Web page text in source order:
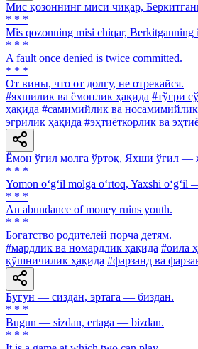
Мис қозоннинг миси чиқар,
* * *
Mis qozonning misi chiqar, Berkitganning
* * *
A fault once denied is twice committed.
* * *
От вины, что от долгу, не отрекайся.
#яхшилик ва ёмонлик ҳақида #тўғри
ҳақида #самимийлик ва носамимийлик
эгрилик ҳақида #эҳтиёткорлик ва
Ёмон ўғил молга ўртоқ, Яхши ўғил —
* * *
Yomon o‘g‘il molga o‘rtoq, Yaxshi o‘g‘il
* * *
An abundance of money ruins youth.
* * *
Богатство родителей порча детям.
#мардлик ва номардлик ҳақида #оила
қўшничилик ҳақида #фарзанд ва
Бугун — сиздан, эртага — биздан.
* * *
Bugun — sizdan, ertaga — bizdan.
* * *